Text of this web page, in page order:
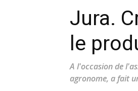
Jura.
le
A l'occasion de
agronome, a fait